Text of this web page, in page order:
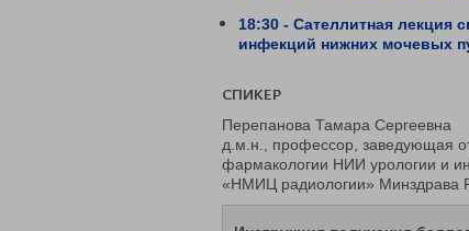
18:30 - Сателлитная лекция
инфекций нижних мочевых
СПИКЕР
Перепанова Тамара Сергеевна
д.м.н., профессор, заведующая
фармакологии НИИ урологии и
«НМИЦ радиологии» Минздрава